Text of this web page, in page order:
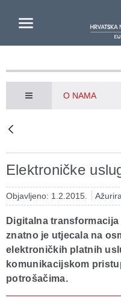
O NAMA
Elektroničke
Objavljeno: 1.2.2015.
Digitalna
znatno je utjecala na
elektroničkih platnih
komunikacijskom
potrošačima.